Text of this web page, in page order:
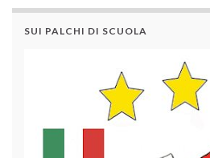
SUI PALCHI DI SCUOLA